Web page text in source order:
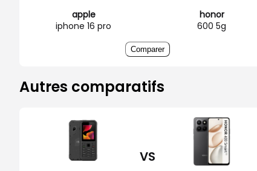
apple
iphone 16 pro
honor
600 5g
Comparer
Autres comparatifs
VS